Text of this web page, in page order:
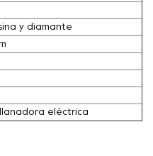
y diamante
eléctrica